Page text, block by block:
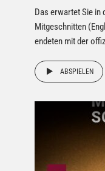
Das erwartet Sie in
Mitgeschnitten
endeten mit der
ABSPIELEN